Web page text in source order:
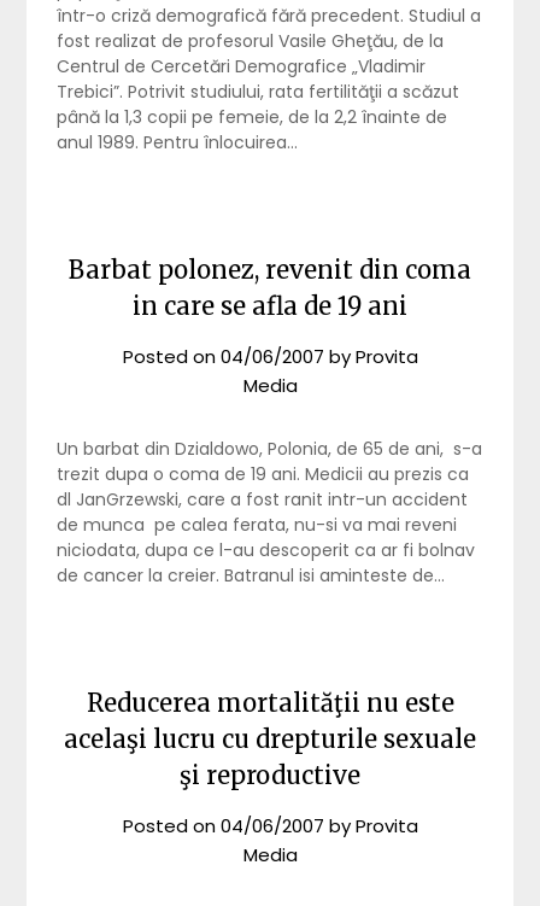
într-o criză demografică fără precedent. Studiul a
fost realizat de profesorul Vasile Gheţău, de la
Centrul de Cercetări Demografice „Vladimir
Trebici”. Potrivit studiului, rata fertilităţii a scăzut
până la 1,3 copii pe femeie, de la 2,2 înainte de
anul 1989. Pentru înlocuirea…
Barbat polonez, revenit din coma
in care se afla de 19 ani
Posted on04/06/2007 byProvita
Media
Un barbat din Dzialdowo, Polonia, de 65 de ani, s-a
trezit dupa o coma de 19 ani. Medicii au prezis ca
dl JanGrzewski, care a fost ranit intr-un accident
de munca pe calea ferata, nu-si va mai reveni
niciodata, dupa ce l-au descoperit ca ar fi bolnav
de cancer la creier. Batranul isi aminteste de…
Reducerea mortalităţii nu este
acelaşi lucru cu drepturile sexuale
şi reproductive
Posted on04/06/2007 byProvita
Media